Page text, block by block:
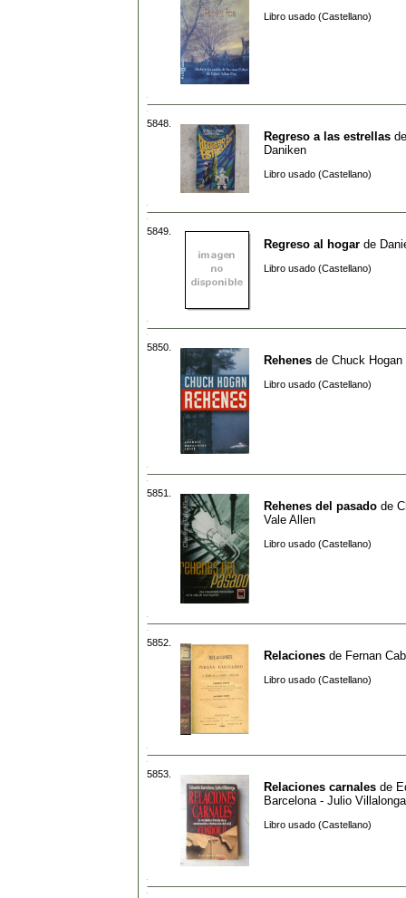
Libro usado (Castellano)
5848.
Regreso a las estrellas
Daniken
Libro usado (Castellano)
5849.
Regreso al hogar de
Libro usado (Castellano)
5850.
Rehenes de Chuck Hogan
Libro usado (Castellano)
5851.
Rehenes del pasado de
Vale Allen
Libro usado (Castellano)
5852.
Relaciones de Fernan
Libro usado (Castellano)
5853.
Relaciones carnales de
Barcelona - Julio Villalonga
Libro usado (Castellano)